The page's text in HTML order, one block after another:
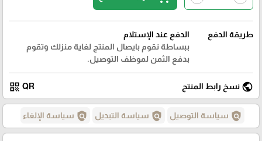
طريقة الدفع
الدفع عند الإستلام
ببساطة نقوم بايصال المنتج لغاية منزلك وتقوم
بدفع الثمن لموظف التوصيل.
public نسخ رابط المنتج QR
qr_code
policy سياسة التوصيل policy سياسة التبديل policy سياسة الإلغاء